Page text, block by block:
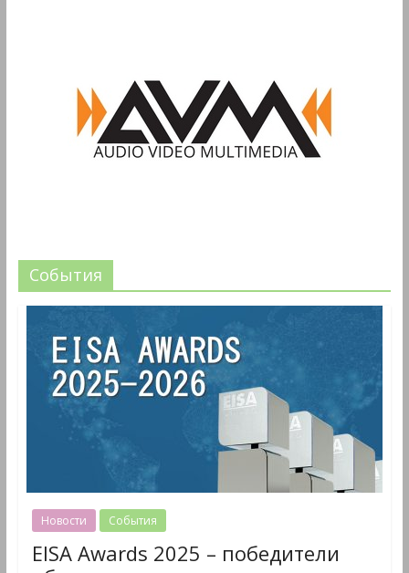
События
Новости События
EISA Awards 2025 – победители